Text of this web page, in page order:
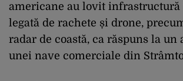
americane au lovit
legată de rachete și drone,
radar de coastă, ca răspuns la un
unei nave comerciale din